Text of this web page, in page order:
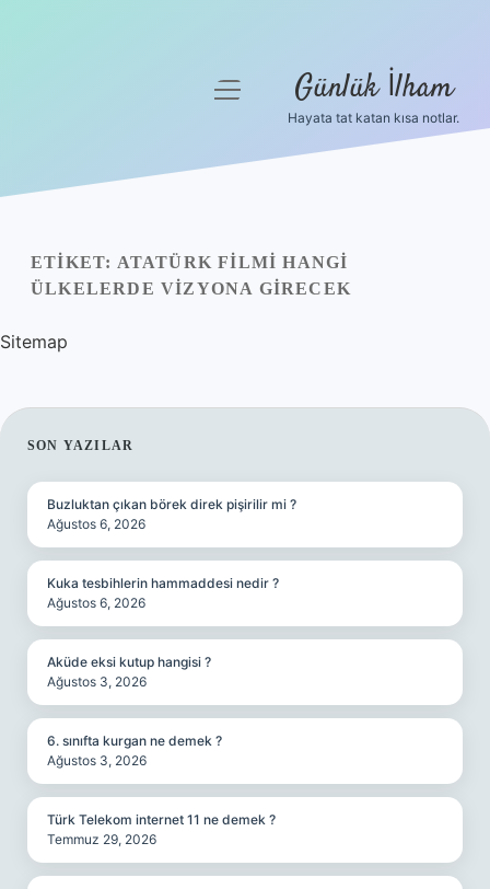
Yasal Uyarı
menüyü
Günlük İlham
Hayata tat katan kısa notlar.
ETIKET: ATATÜRK FILMI HANGI
ÜLKELERDE VIZYONA GIRECEK
Sitemap
SIDEBAR
SON YAZILAR
Buzluktan çıkan börek direk pişirilir mi ?
Ağustos 6, 2026
Kuka tesbihlerin hammaddesi nedir ?
Ağustos 6, 2026
Aküde eksi kutup hangisi ?
Ağustos 3, 2026
6. sınıfta kurgan ne demek ?
Ağustos 3, 2026
Türk Telekom internet 11 ne demek ?
Temmuz 29, 2026